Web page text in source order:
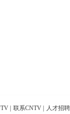
联系CNTV 人才招聘